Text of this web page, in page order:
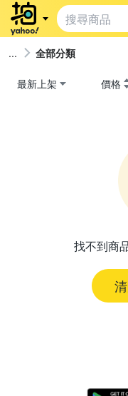
全部分類
最新上架 價格
找不到商